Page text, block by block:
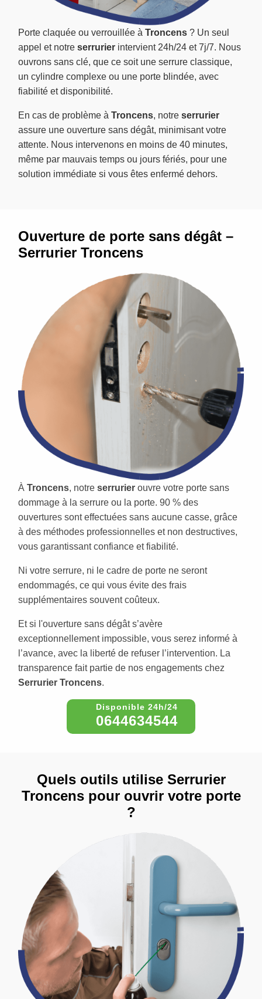
Porte claquée ou verrouillée à Troncens ? Un seul
appel et notre serrurier intervient 24h/24 et 7j/7. Nous
ouvrons sans clé, que ce soit une serrure classique,
un cylindre complexe ou une porte blindée, avec
fiabilité et disponibilité.
En cas de problème à Troncens, notre serrurier
assure une ouverture sans dégât, minimisant votre
attente. Nous intervenons en moins de 40 minutes,
même par mauvais temps ou jours fériés, pour une
solution immédiate si vous êtes enfermé dehors.
Ouverture de porte sans dégât –
Serrurier Troncens
À Troncens, notre serrurier ouvre votre porte sans
dommage à la serrure ou la porte. 90 % des
ouvertures sont effectuées sans aucune casse, grâce
à des méthodes professionnelles et non destructives,
vous garantissant confiance et fiabilité.
Ni votre serrure, ni le cadre de porte ne seront
endommagés, ce qui vous évite des frais
supplémentaires souvent coûteux.
Et si l'ouverture sans dégât s’avère
exceptionnellement impossible, vous serez informé à
l’avance, avec la liberté de refuser l’intervention. La
transparence fait partie de nos engagements chez
Serrurier Troncens.
0644634544
Quels outils utilise Serrurier
Troncens pour ouvrir votre porte
?